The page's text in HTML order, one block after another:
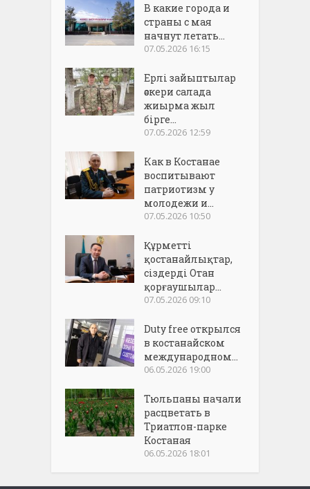
В какие города и
страны с мая
начнут летать...
07.05.2026 16:15
Ерлі зайыптылар
әскери салада
жиырма жыл
бірге...
07.05.2026 12:59
Как в Костанае
воспитывают
патриотизм у
молодежи и...
07.05.2026 10:50
Құрметті
қостанайлықтар,
сіздерді Отан
қорғаушылар...
07.05.2026 09:10
Duty free открылся
в костанайском
международном...
06.05.2026 19:00
Тюльпаны начали
расцветать в
Триатлон-парке
Костаная
06.05.2026 18:01